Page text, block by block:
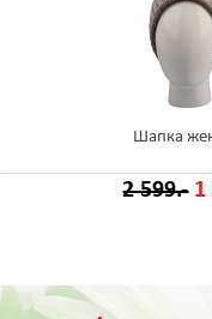
Шапка
2 599.- 1